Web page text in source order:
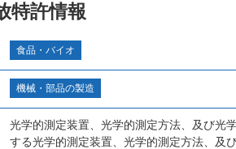
特許情報
食品・バイオ
機械・部品の製造
光学的測定装置、光学的測定方法、及び光
する光学的測定装置、光学的測定方法、及